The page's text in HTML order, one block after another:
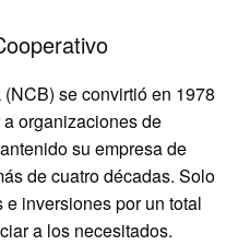
se convirtió en 1978
organizaciones de
su empresa de
de cuatro décadas. Solo
inversiones por un total
a los necesitados.